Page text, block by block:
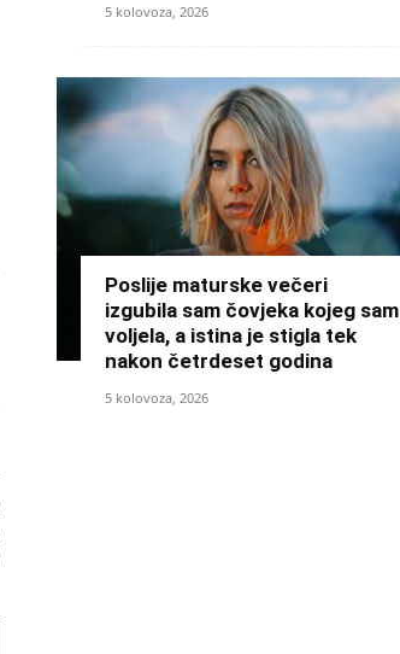
5 kolovoza, 2026
Poslije maturske večeri
izgubila sam čovjeka kojeg sam
voljela, a istina je stigla tek
nakon četrdeset godina
5 kolovoza, 2026